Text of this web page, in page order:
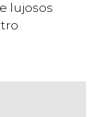
lujosos